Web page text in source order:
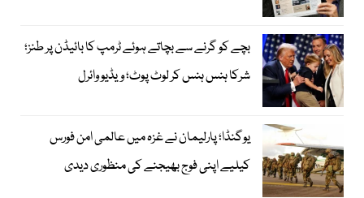
بچے کو گرنے سے بچاتے ہوئے ٹرمپ کا بائیڈن پر طنز؛
شرکا ہنس ہنس کر لوٹ پوٹ؛ ویڈیو وائرل
یوگنڈا؛ پارلیمان نے غزہ میں عالمی امن فورس
کیلیے اپنی فوج بھیجنے کی منظوری دیدی